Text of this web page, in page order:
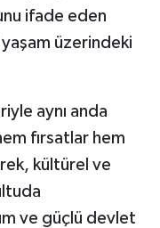
ifade eden
üzerindeki
aynı anda
fırsatlar hem
kültürel ve
ve güçlü devlet